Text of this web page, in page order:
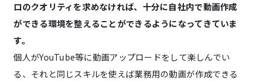
ロのクオリティを求めなければ、十分に自社内で動画作成
ができる環境を整えることができるようになってきていま
す。
個人がYouTube等に動画アップロードをして楽しんでい
る、それと同じスキルを使えば業務用の動画が作成できる